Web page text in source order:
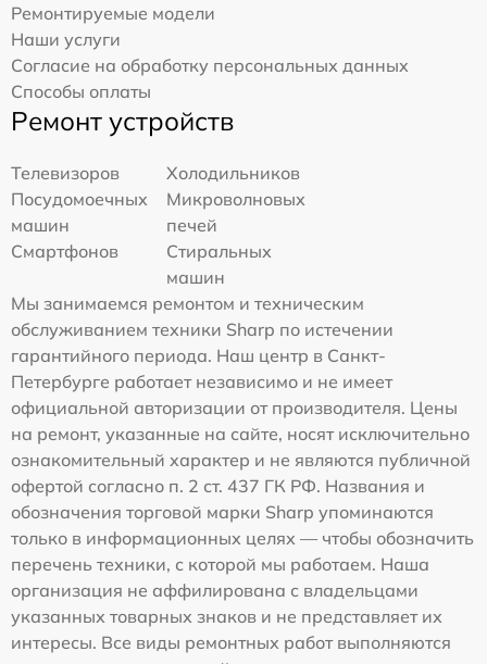
Ремонтируемые модели
Наши услуги
Согласие на обработку персональных данных
Способы оплаты
Ремонт устройств
Телевизоров
Холодильников
Посудомоечных
машин
Микроволновых
печей
Смартфонов
Стиральных
машин
Мы занимаемся ремонтом и техническим
обслуживанием техники Sharp по истечении
гарантийного периода. Наш центр в Санкт-
Петербурге работает независимо и не имеет
официальной авторизации от производителя. Цены
на ремонт, указанные на сайте, носят исключительно
ознакомительный характер и не являются публичной
офертой согласно п. 2 ст. 437 ГК РФ. Названия и
обозначения торговой марки Sharp упоминаются
только в информационных целях — чтобы обозначить
перечень техники, с которой мы работаем. Наша
организация не аффилирована с владельцами
указанных товарных знаков и не представляет их
интересы. Все виды ремонтных работ выполняются